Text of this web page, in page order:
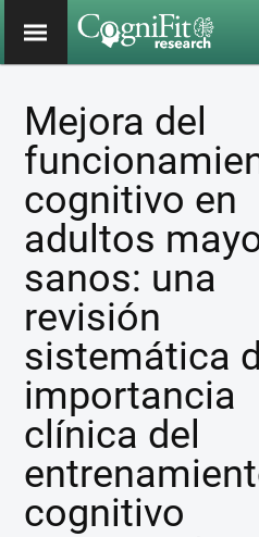
Mejora del
cognitivo en
adultos
sanos: una
revisión
sistemática
importancia
clínica del
cognitivo